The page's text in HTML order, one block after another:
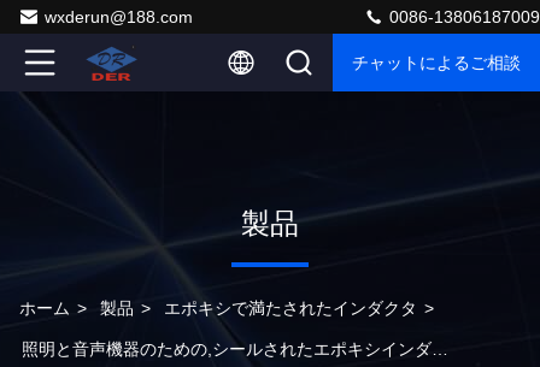
wxderun@188.com 0086-13806187009
チャットによるご相談
製品
ホーム > 製品 > エポキシで満たされたインダクタ >
照明と音声機器のための,シールされたエポキシインダク